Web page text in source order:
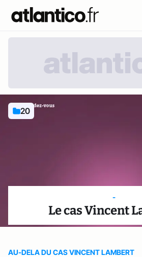
20
-
Le cas Vincent
AU-DELA DU CAS VINCENT LAMBERT